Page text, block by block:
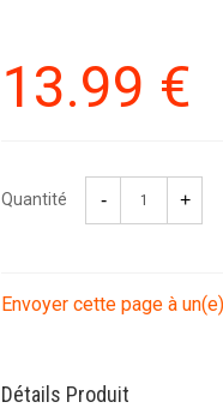
13.99 €
Quantité
Envoyer cette page à
Détails Produit